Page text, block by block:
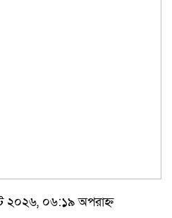
২০২৬, ০৬:১৯ অপরাহ্ন